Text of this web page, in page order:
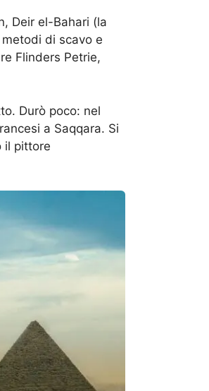
Deir el-Bahari (la
di scavo e
Flinders Petrie,
Durò poco: nel
a Saqqara. Si
il pittore